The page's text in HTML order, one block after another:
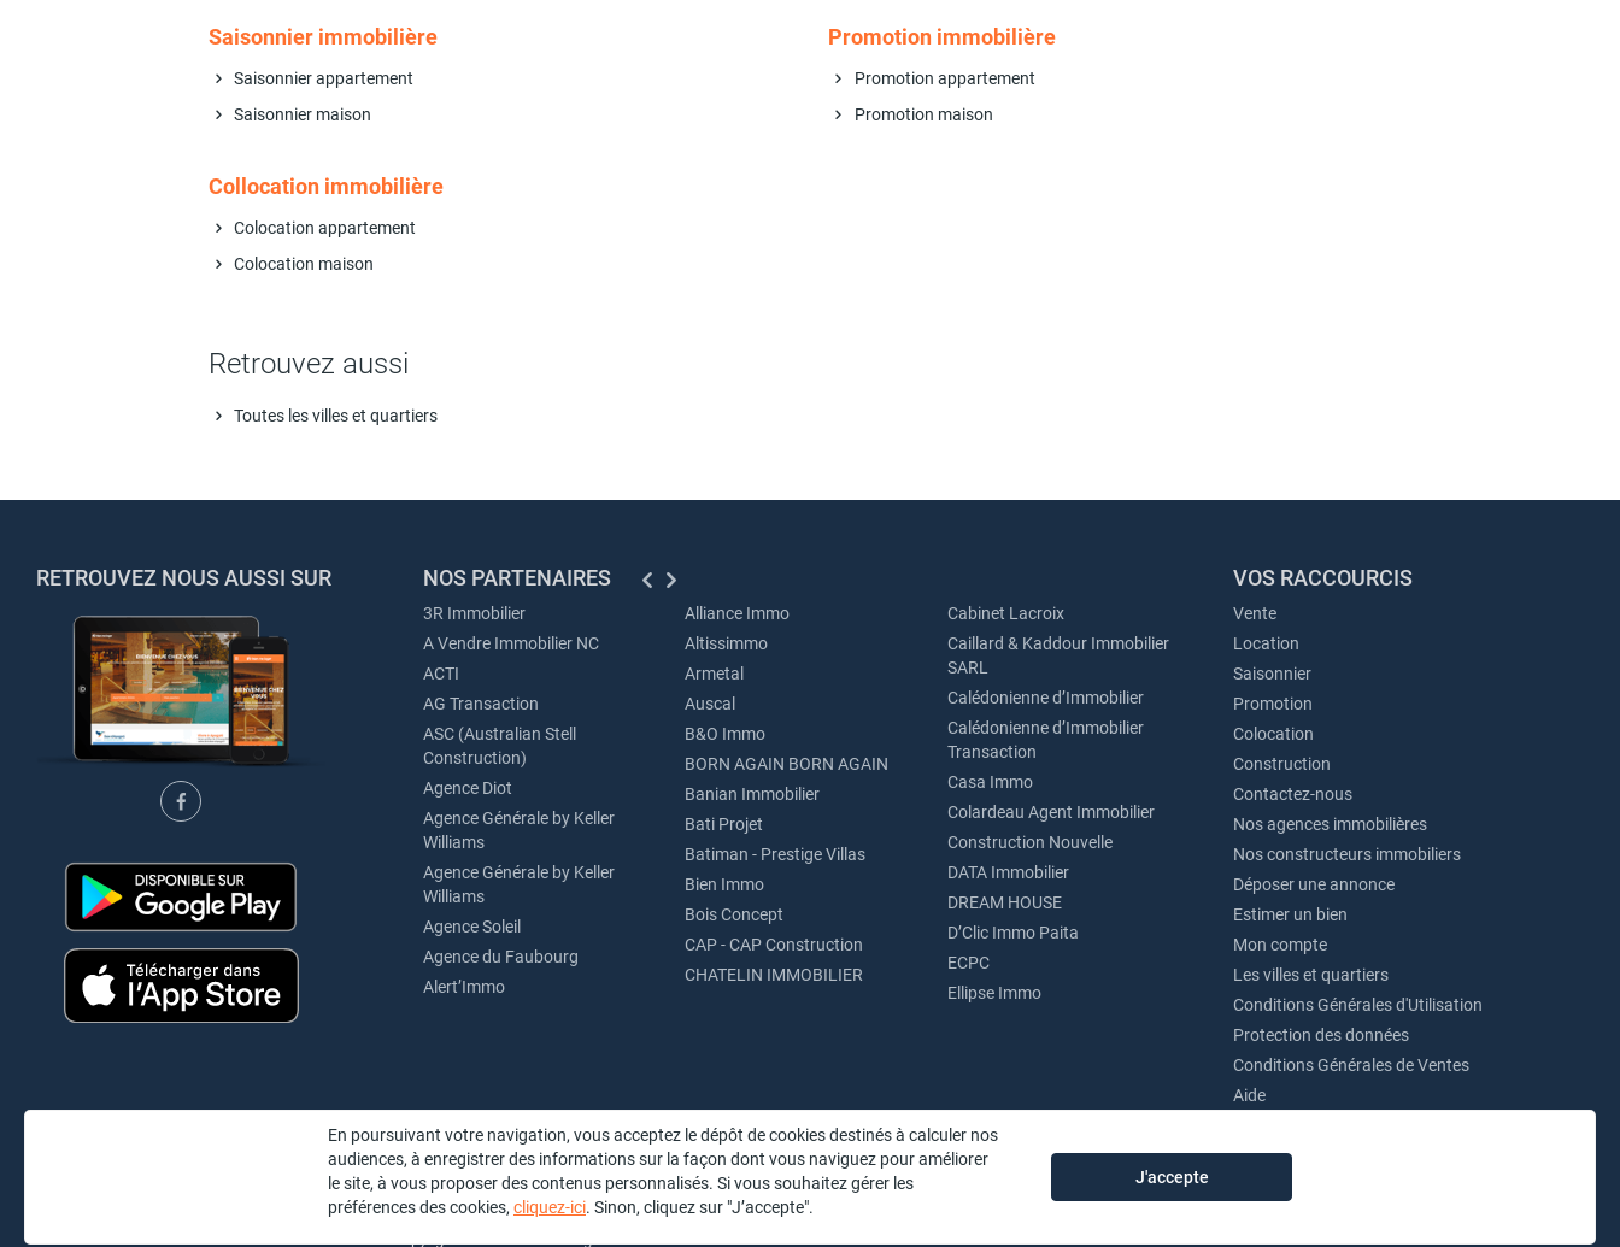
Saisonnier immobilière
Saisonnier appartement
Saisonnier maison
Promotion immobilière
Promotion appartement
Promotion maison
Collocation immobilière
Colocation appartement
Colocation maison
Retrouvez aussi
Toutes les villes et quartiers
RETROUVEZ NOUS AUSSI SUR NOS PARTENAIRES
3R Immobilier
A Vendre Immobilier NC
ACTI
AG Transaction
ASC (Australian Stell
Construction)
Agence Diot
Agence Générale by Keller
Williams
Agence Générale by Keller
Williams
Agence Soleil
Agence du Faubourg
Alert’Immo
Alliance Immo
Altissimmo
Armetal
Auscal
B&O Immo
BORN AGAIN BORN AGAIN
Banian Immobilier
Bati Projet
Batiman - Prestige Villas
Bien Immo
Bois Concept
CAP - CAP Construction
CHATELIN IMMOBILIER
Cabinet Lacroix
Caillard & Kaddour Immobilier
SARL
Calédonienne d’Immobilier
Calédonienne d’Immobilier
Transaction
Casa Immo
Colardeau Agent Immobilier
Construction Nouvelle
DATA Immobilier
DREAM HOUSE
D’Clic Immo Paita
ECPC
Ellipse Immo
VOS RACCOURCIS
Vente
Location
Saisonnier
Promotion
Colocation
Construction
Contactez-nous
Nos agences immobilières
Nos constructeurs immobiliers
Déposer une annonce
Estimer un bien
Mon compte
Les villes et quartiers
Conditions Générales d'Utilisation
Protection des données
Conditions Générales de Ventes
Aide
En poursuivant votre navigation, vous acceptez le dépôt de cookies destinés à calculer nos
audiences, à enregistrer des informations sur la façon dont vous naviguez pour améliorer
le site, à vous proposer des contenus personnalisés. Si vous souhaitez gérer les
préférences des cookies, cliquez-ici. Sinon, cliquez sur "J’accepte".
J'accepte